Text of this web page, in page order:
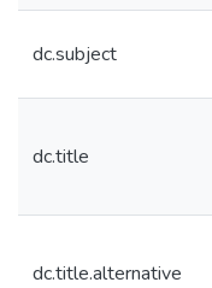
dc.subject
dc.title
dc.title.alternative